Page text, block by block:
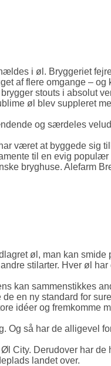
i øl. Bryggeriet
af flere omgange –
stouts i absolut
øl blev suppleret
og særdeles
været at byggede sig
til en evig populær
bryghuse. Alefarm
øl, man kan
stilarter. Hver øl
kan sammenstikkes
en ny standard for
idéer og fremkomme
så har de alligevel
City. Derudover har
landet over.